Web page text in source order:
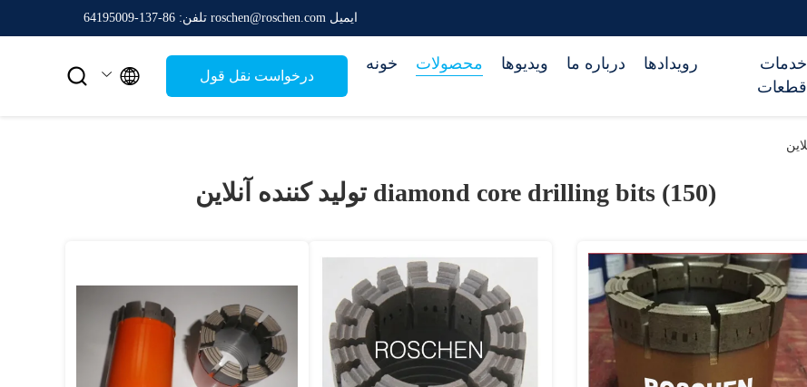
ایمیل roschen@roschen.com تلفن: 86-137-64195009
خونه محصولات ویدیوها درباره ما رویدادها
خدمات
قطعات
درخواست نقل قول 

diamond core drilling bits (150) تولید کننده آنلاین